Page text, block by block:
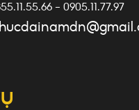
- 0905.11.77.97